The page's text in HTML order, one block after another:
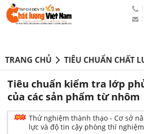
TRANG CHỦ TIÊU CHUẨN CHẤT
Tiêu chuẩn kiểm tra lớp
của các sản phẩm từ nhôm
Thử nghiệm thành thạo - Cơ sở
lực và độ tin cậy phòng thí nghiệm